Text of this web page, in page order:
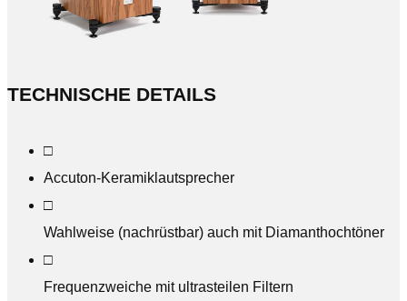
TECHNISCHE DETAILS
□
Accuton-Keramiklautsprecher
□
Wahlweise (nachrüstbar) auch mit Diamanthochtöner
□
Frequenzweiche mit ultrasteilen Filtern